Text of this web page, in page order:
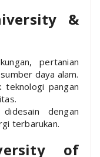
&
pertanian
daya alam.
teknologi pangan
dengan
terbarukan.
of